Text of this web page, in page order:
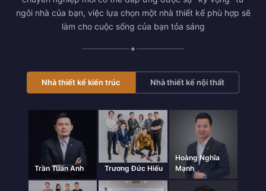
ngôi nhà của bạn, việc lựa chọn một nhà thiết kế phù hợp sẽ
làm cho cuộc sống của bạn tỏa sáng
✦
Nhà thiết kế kiến trúc Nhà thiết kế nội thất
Trần Tuấn Anh Trương Đức Hiếu
Hoàng Nghĩa
Mạnh